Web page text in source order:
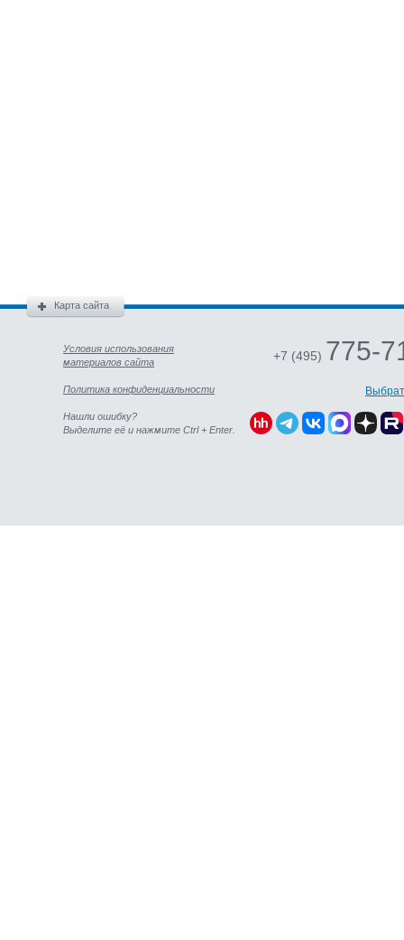
Карта сайта
Условия использования
материалов сайта
Политика конфиденциальности
Нашли ошибку?
Выделите её и нажмите Ctrl + Enter.
+7 (495) 775-